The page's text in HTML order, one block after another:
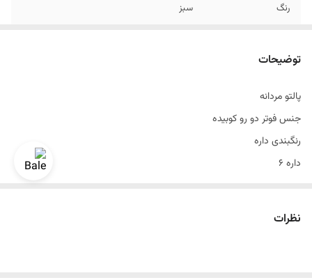
رنگ سبز
دراپ
قواره
توضیحات
پالتو مردانه
جنس فوتر دو رو کوبیده
رنگبندی داره
داره ۶
نظرات